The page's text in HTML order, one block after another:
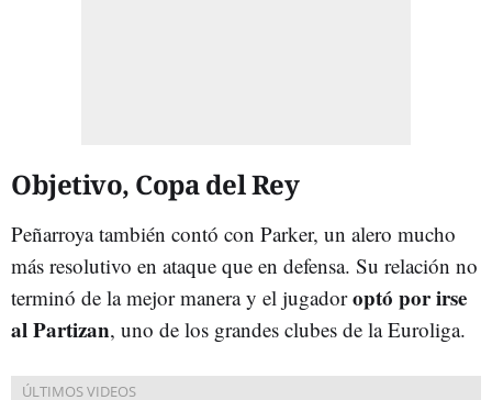
Objetivo, Copa del Rey
Peñarroya también contó con Parker, un alero mucho
más resolutivo en ataque que en defensa. Su relación no
terminó de la mejor manera y el jugadoroptó por irse
al Partizan, uno de los grandes clubes de la Euroliga.